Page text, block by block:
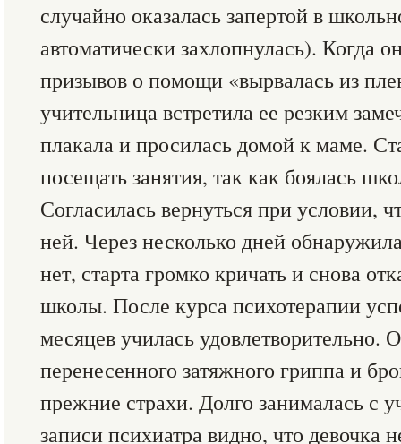
случайно оказалась запертой в
автоматически захлопнулась). Когда
призывов о помощи «вырвалась из
учительница встретила ее резким
плакала и просилась домой к маме.
посещать занятия, так как боялась
Согласилась вернуться при условии,
ней. Через несколько дней
нет, старта громко кричать и снова
школы. После курса психотерапии
месяцев училась удовлетворительно.
перенесенного затяжного гриппа и
прежние страхи. Долго занималась с
записи психиатра видно, что девочка